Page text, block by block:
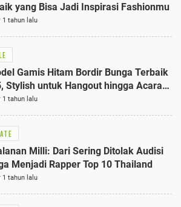
yang Bisa Jadi Inspirasi Fashionmu
1 tahun lalu
Gamis Hitam Bordir Bunga Terbaik
Stylish untuk Hangout hingga Acara
Formal
1 tahun lalu
Milli: Dari Sering Ditolak Audisi
Menjadi Rapper Top 10 Thailand
1 tahun lalu